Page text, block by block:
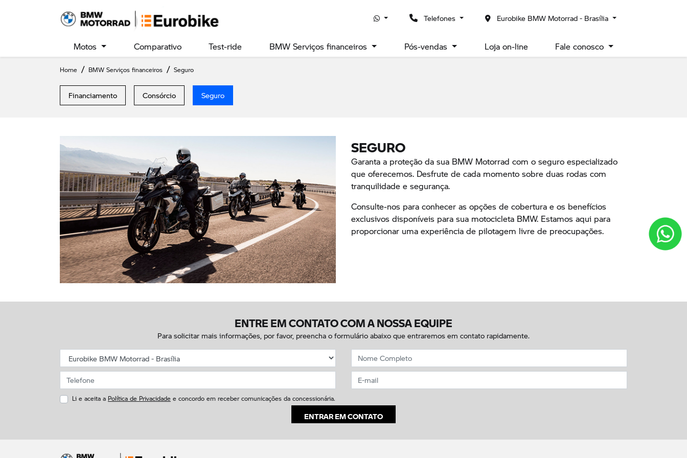
Telefones Eurobike BMW Motorrad - Brasília
Motos Comparativo Test-ride BMW Serviços financeiros Pós-vendas Loja on-line Fale conosco
Home BMW Serviços financeiros Seguro
Financiamento Consórcio Seguro
SEGURO
Garanta a proteção da sua BMW Motorrad com o seguro especializado
que oferecemos. Desfrute de cada momento sobre duas rodas com
tranquilidade e segurança.
Consulte-nos para conhecer as opções de cobertura e os benefícios
exclusivos disponíveis para sua motocicleta BMW. Estamos aqui para
proporcionar uma experiência de pilotagem livre de preocupações.
ENTRE EM CONTATO COM A NOSSA EQUIPE
Para solicitar mais informações, por favor, preencha o formulário abaixo que entraremos em contato rapidamente.
Li e aceita a Política de Privacidade e concordo em receber comunicações da concessionária.
ENTRAR EM CONTATO